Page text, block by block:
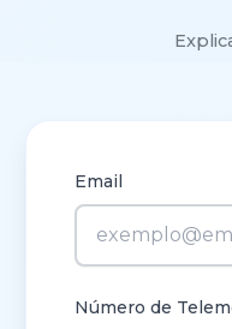
Email
Número de